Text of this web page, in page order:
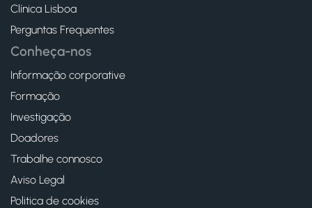
Clínica Lisboa
Perguntas Frequentes
Conheça-nos
Informação corporative
Formação
Investigação
Doadores
Trabalhe connosco
Aviso Legal
Politica de cookies